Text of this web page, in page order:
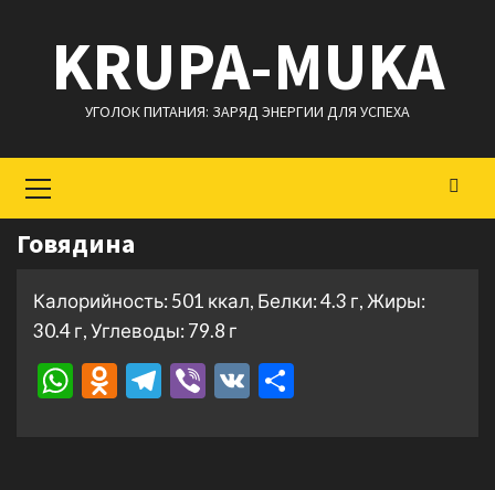
содержимому
KRUPA-MUKA
УГОЛОК ПИТАНИЯ: ЗАРЯД ЭНЕРГИИ ДЛЯ УСПЕХА
меню
Говядина
Калорийность: 501 ккал, Белки: 4.3 г, Жиры:
30.4 г, Углеводы: 79.8 г
WhatsApp
Odnoklassniki
Telegram
Viber
VK